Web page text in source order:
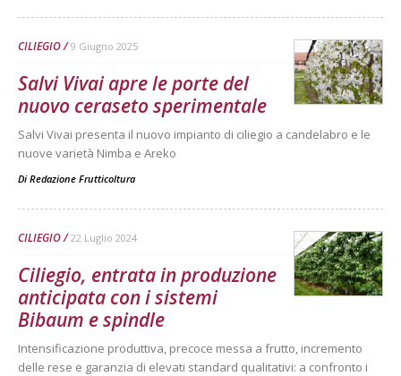
CILIEGIO 9 Giugno 2025
Salvi Vivai apre le porte del
nuovo ceraseto sperimentale
Salvi Vivai presenta il nuovo impianto di ciliegio a candelabro e le
nuove varietà Nimba e Areko
Di Redazione Frutticoltura
CILIEGIO 22 Luglio 2024
Ciliegio, entrata in produzione
anticipata con i sistemi
Bibaum e spindle
Intensificazione produttiva, precoce messa a frutto, incremento
delle rese e garanzia di elevati standard qualitativi: a confronto i